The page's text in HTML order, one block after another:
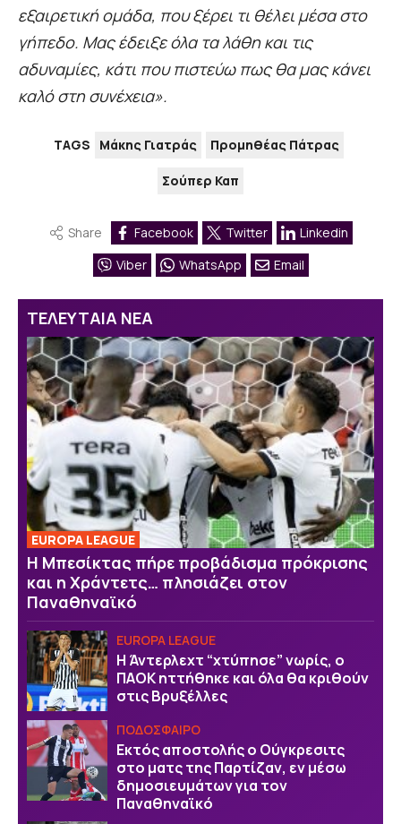
εξαιρετική ομάδα, που ξέρει τι θέλει μέσα στο
γήπεδο. Μας έδειξε όλα τα λάθη και τις
αδυναμίες, κάτι που πιστεύω πως θα μας κάνει
καλό στη συνέχεια».
TAGS Μάκης Γιατράς Προμηθέας Πάτρας
Σούπερ Καπ
Share Facebook Twitter
Linkedin
Viber
WhatsApp Email
ΤΕΛΕΥΤΑΙΑ ΝΕΑ
EUROPA LEAGUE
Η Μπεσίκτας πήρε προβάδισμα πρόκρισης
και η Χράντετς… πλησιάζει στον
Παναθηναϊκό
EUROPA LEAGUE
Η Άντερλεχτ “χτύπησε” νωρίς, ο
ΠΑΟΚ ηττήθηκε και όλα θα κριθούν
στις Βρυξέλλες
ΠΟΔΟΣΦΑΙΡΟ
Εκτός αποστολής ο Ούγκρεσιτς
στο ματς της Παρτίζαν, εν μέσω
δημοσιευμάτων για τον
Παναθηναϊκό